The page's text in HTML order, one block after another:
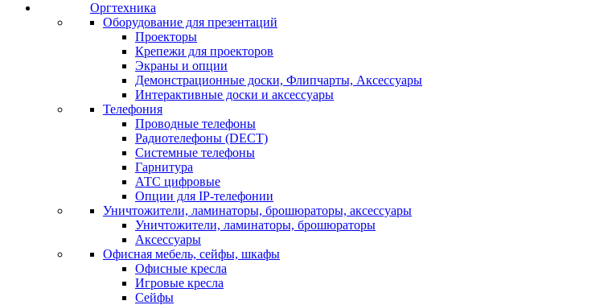
Оргтехника
Оборудование для презентаций
Проекторы
Крепежи для проекторов
Экраны и опции
Демонстрационные доски, Флипчарты, Аксессуары
Интерактивные доски и аксессуары
Телефония
Проводные телефоны
Радиотелефоны (DECT)
Системные телефоны
Гарнитура
АТС цифровые
Опции для IP-телефонии
Уничтожители, ламинаторы, брошюраторы, аксессуары
Уничтожители, ламинаторы, брошюраторы
Аксессуары
Офисная мебель, сейфы, шкафы
Офисные кресла
Игровые кресла
Сейфы